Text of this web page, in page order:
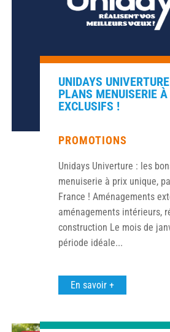
UNIDAYS
PLANS MENUISERIE
EXCLUSIFS !
PROMOTIONS
Unidays Univerture : les
menuiserie à prix unique,
France ! Aménagements
aménagements intérieurs,
construction Le mois de
période idéale...
En savoir +